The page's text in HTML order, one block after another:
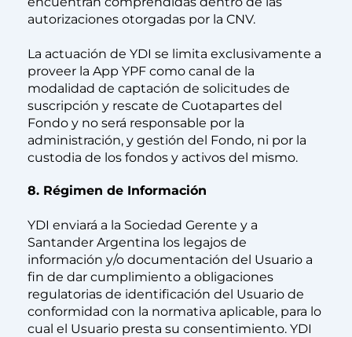
autorizaciones otorgadas por la CNV.
La actuación de YDI se limita exclusivamente a
proveer la App YPF como canal de la
modalidad de captación de solicitudes de
suscripción y rescate de Cuotapartes del
Fondo y no será responsable por la
administración, y gestión del Fondo, ni por la
custodia de los fondos y activos del mismo.
8. Régimen de Información
YDI enviará a la Sociedad Gerente y a
Santander Argentina los legajos de
información y/o documentación del Usuario a
fin de dar cumplimiento a obligaciones
regulatorias de identificación del Usuario de
conformidad con la normativa aplicable, para lo
cual el Usuario presta su consentimiento. YDI